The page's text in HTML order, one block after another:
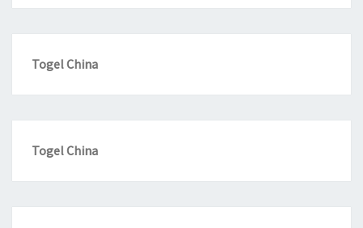
Togel China
Togel China